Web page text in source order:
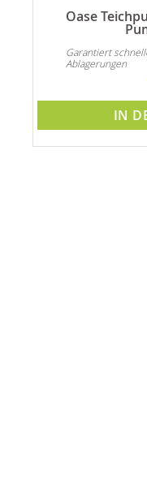
Oase
Garantiert
Ablagerungen
IN